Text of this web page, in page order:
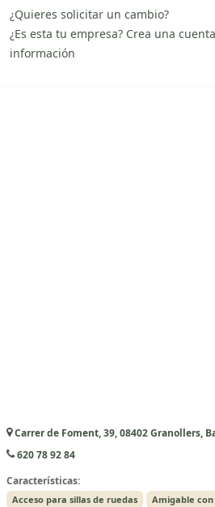
¿Quieres solicitar un cambio?
¿Es esta tu empresa? Crea una
información
Carrer de Foment, 39, 08402 Granollers,
620 78 92 84
Características:
Acceso para sillas de ruedas
Amigable con